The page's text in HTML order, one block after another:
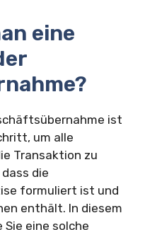
eine
ist
um alle
Transaktion zu
die
formuliert ist und
enthält. In diesem
eine solche